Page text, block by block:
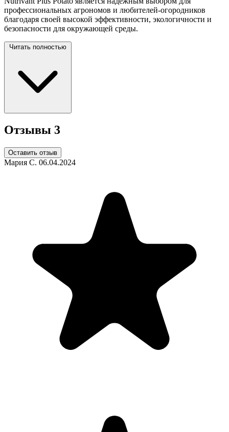
профессиональных агрономов и любителей-огородников
благодаря своей высокой эффективности, экологичности и
безопасности для окружающей среды.
Читать полностью
Отзывы 3
Оставить отзыв
Мария С. 06.04.2024